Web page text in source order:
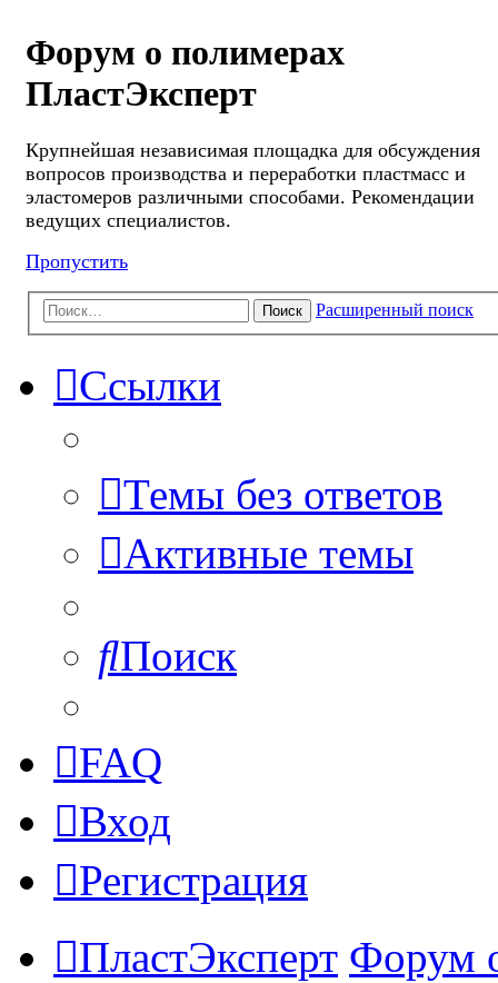
Форум о полимерах
ПластЭксперт
Крупнейшая независимая площадка для обсуждения
вопросов производства и переработки пластмасс и
эластомеров различными способами. Рекомендации
ведущих специалистов.
Пропустить
Поиск Расширенный поиск
Ссылки
Темы без ответов
Активные темы
Поиск
FAQ
Вход
Регистрация
ПластЭксперт Форум